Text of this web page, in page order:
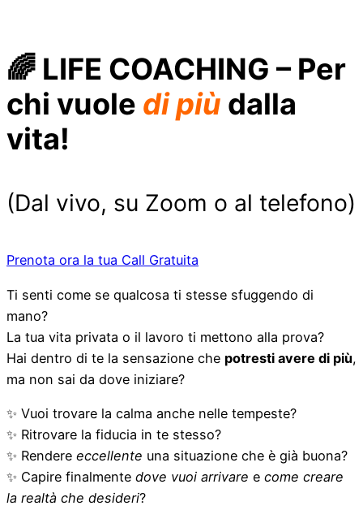
🌈 LIFE COACHING – Per
chi vuole di più dalla
vita!
(Dal vivo, su Zoom o al telefono)
Prenota ora la tua Call Gratuita
Ti senti come se qualcosa ti stesse sfuggendo di
mano?
La tua vita privata o il lavoro ti mettono alla prova?
Hai dentro di te la sensazione che potresti avere di più,
ma non sai da dove iniziare?
✨ Vuoi trovare la calma anche nelle tempeste?
✨ Ritrovare la fiducia in te stesso?
✨ Rendere eccellente una situazione che è già buona?
✨ Capire finalmente dove vuoi arrivare e come creare
la realtà che desideri?